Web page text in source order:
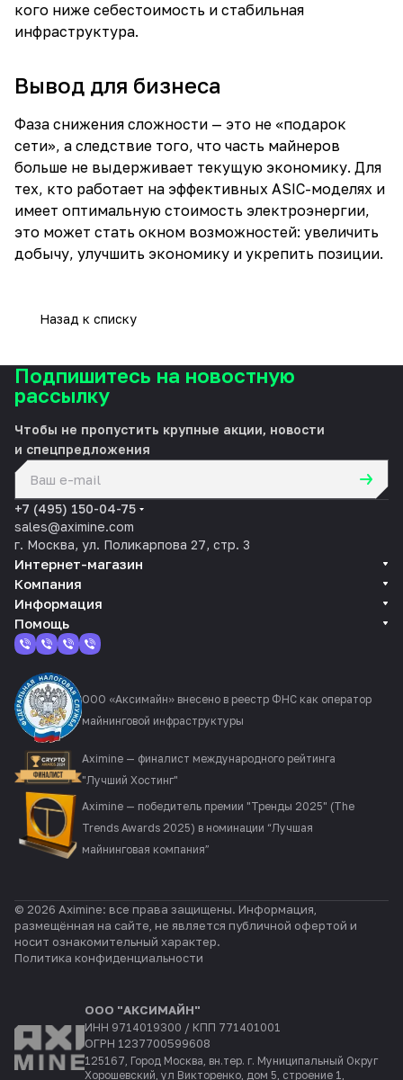
кого ниже себестоимость и стабильная
инфраструктура.
Вывод для бизнеса
Фаза снижения сложности — это не «подарок
сети», а следствие того, что часть майнеров
больше не выдерживает текущую экономику. Для
тех, кто работает на эффективных ASIC-моделях и
имеет оптимальную стоимость электроэнергии,
это может стать окном возможностей: увеличить
добычу, улучшить экономику и укрепить позиции.
Назад к списку
Подпишитесь на новостную
рассылку
Чтобы не пропустить крупные акции, новости
и спецпредложения
+7 (495) 150-04-75
sales@aximine.com
г. Москва, ул. Поликарпова 27, стр. 3
Интернет-магазин
Компания
Информация
Помощь
ООО «Аксимайн» внесено в реестр ФНС как оператор
майнинговой инфраструктуры
Aximine — финалист международного рейтинга
"Лучший Хостинг"
Aximine — победитель премии "Тренды 2025" (The
Trends Awards 2025) в номинации “Лучшая
майнинговая компания”
© 2026 Aximine: все права защищены. Информация,
размещённая на сайте, не является публичной офертой и
носит ознакомительный характер.
Политика конфиденциальности
ООО "АКСИМАЙН"
ИНН 9714019300 / КПП 771401001
ОГРН 1237700599608
125167, Город Москва, вн.тер. г. Муниципальный Округ
Хорошевский, ул Викторенко, дом 5, строение 1,